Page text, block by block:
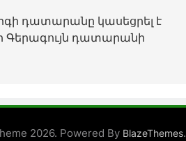
դատարանը կասեցրել է
դատարանի
2026. Powered By BlazeThemes.